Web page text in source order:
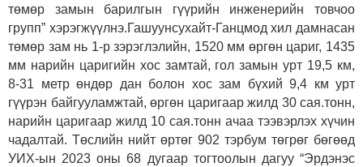
төмөр замын барилгын гүүрийн инженерийн товчоо
групп” хэрэгжүүлнэ.Гашуунсухайт-Ганцмод хил дамнасан
төмөр зам нь 1-р зэрэглэлийн, 1520 мм өргөн цариг, 1435
мм нарийн царигийн хос замтай, гол замын урт 19,5 км,
8-31 метр өндөр дан болон хос зам бүхий 9,4 км урт
гүүрэн байгууламжтай, өргөн царигаар жилд 30 сая.тонн,
нарийн царигаар жилд 10 сая.тонн ачаа тээвэрлэх хүчин
чадалтай. Төслийн нийт өртөг 902 тэрбум төгрөг бөгөөд
УИХ-ын 2023 оны 68 дугаар тогтоолын дагуу “Эрдэнэс